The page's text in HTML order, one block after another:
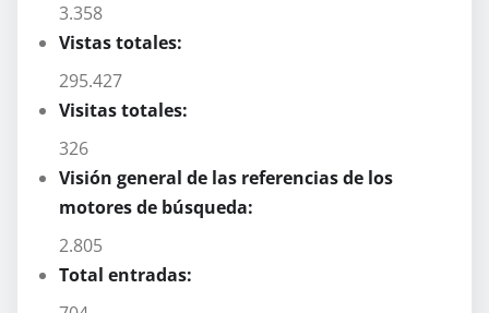
3.358
Vistas totales:
295.427
Visitas totales:
326
Visión general de las referencias de los
motores de búsqueda:
2.805
Total entradas: